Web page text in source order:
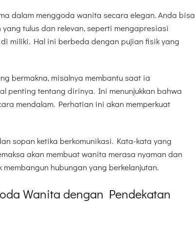
dalam menggoda wanita secara elegan. Anda bisa
tulus dan relevan, seperti mengapresiasi
miliki. Hal ini berbeda dengan pujian fisik yang
bermakna, misalnya membantu saat ia
penting tentang dirinya. Ini menunjukkan bahwa
mendalam. Perhatian ini akan memperkuat
sopan ketika berkomunikasi. Kata-kata yang
akan membuat wanita merasa nyaman dan
hubungan yang berkelanjutan.
Wanita dengan Pendekatan